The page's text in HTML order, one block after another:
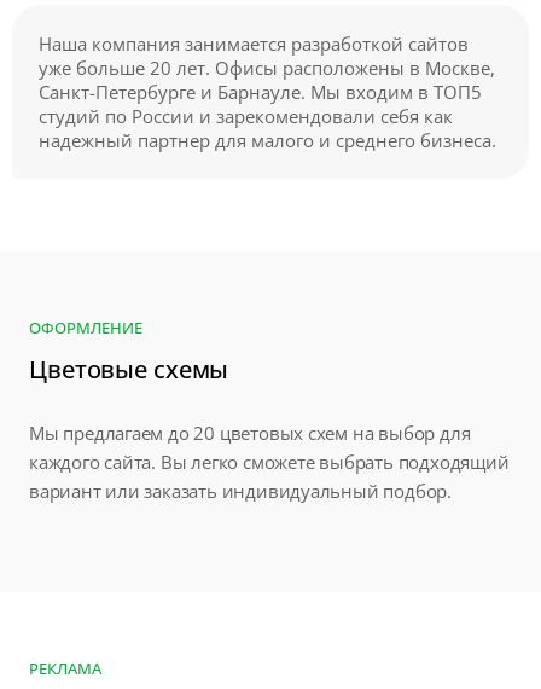
Наша компания занимается разработкой сайтов
уже больше 20 лет. Офисы расположены в Москве,
Санкт-Петербурге и Барнауле. Мы входим в ТОП5
студий по России и зарекомендовали себя как
надежный партнер для малого и среднего бизнеса.
ОФОРМЛЕНИЕ
Цветовые схемы
Мы предлагаем до 20 цветовых схем на выбор для
каждого сайта. Вы легко сможете выбрать подходящий
вариант или заказать индивидуальный подбор.
РЕКЛАМА